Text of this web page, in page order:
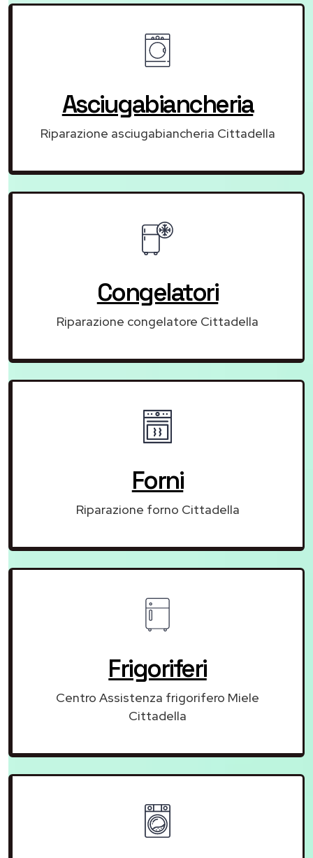
Asciugabiancheria
Riparazione asciugabiancheria Cittadella
Congelatori
Riparazione congelatore Cittadella
Forni
Riparazione forno Cittadella
Frigoriferi
Centro Assistenza frigorifero Miele
Cittadella